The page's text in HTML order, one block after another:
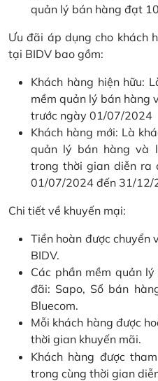
quản lý bán hàng đạt
Ưu đãi áp dụng cho khách
tại BIDV bao gồm:
Khách hàng hiện hữu:
mềm quản lý bán hàng
trước ngày 01/07/2024
Khách hàng mới: Là
quản lý bán hàng và
trong thời gian diễn ra
01/07/2024 đến 31/12/
Chi tiết về khuyến mại:
Tiền hoàn được chuyển
BIDV.
Các phần mềm quản
đãi: Sapo, Sổ bán
Bluecom.
Mỗi khách hàng được
thời gian khuyến mãi.
Khách hàng được
trong cùng thời gian